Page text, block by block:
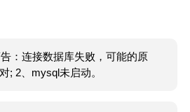
：连接数据库失败，可能的原
; 2、mysql未启动。